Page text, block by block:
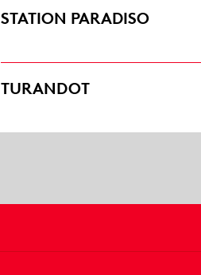
STATION PARADISO
TURANDOT